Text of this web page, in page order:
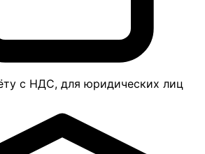
с НДС, для юридических лиц